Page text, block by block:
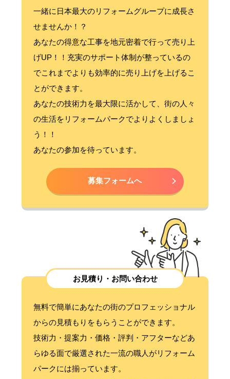
一緒に日本最大のリフォームグループに成長さ
せませんか！？
あなたの得意な工事を地元密着で行って売り上
げUP！！充実のサポート体制が整っているの
でこれまでよりも効率的に売り上げを上げるこ
とができます。
あなたの技術力を最大限に活かして、街の人々
の生活をリフォームパークでよりよくしましょ
う！！
あなたの参加を待っています。
募集フォームへ
お見積り・お問い合わせ
無料で簡単にあなたの街のプロフェッショナル
からの見積もりをもらうことができます。
技術力・提案力・価格・評判・アフターなどあ
らゆる面で厳選された一流の職人がリフォーム
パークには揃っています。